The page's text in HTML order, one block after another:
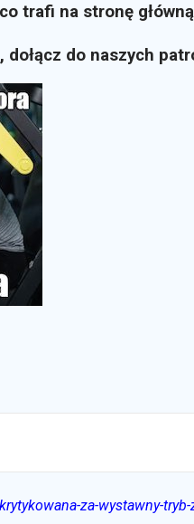
trafi na stronę
do naszych
za-wystawny-